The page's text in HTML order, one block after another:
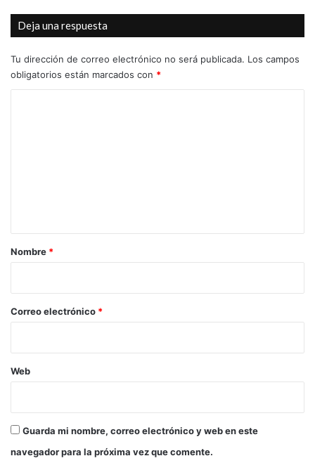
Deja una respuesta
Tu dirección de correo electrónico no será publicada. Los campos
obligatorios están marcados con *
r
*
Nombre *
Correo electrónico *
Web
Guarda mi nombre, correo electrónico y web en este
navegador para la próxima vez que comente.